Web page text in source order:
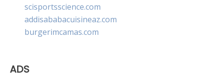
scisportsscience.com
addisababacuisineaz.com
burgerimcamas.com
ADS